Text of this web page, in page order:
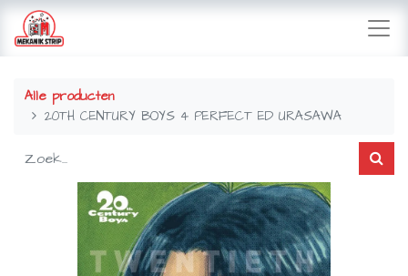
Alle producten
20TH CENTURY BOYS 4 PERFECT ED URASAWA